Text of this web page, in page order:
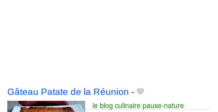
Gâteau Patate de la Réunion -
le blog culinaire pause-nature